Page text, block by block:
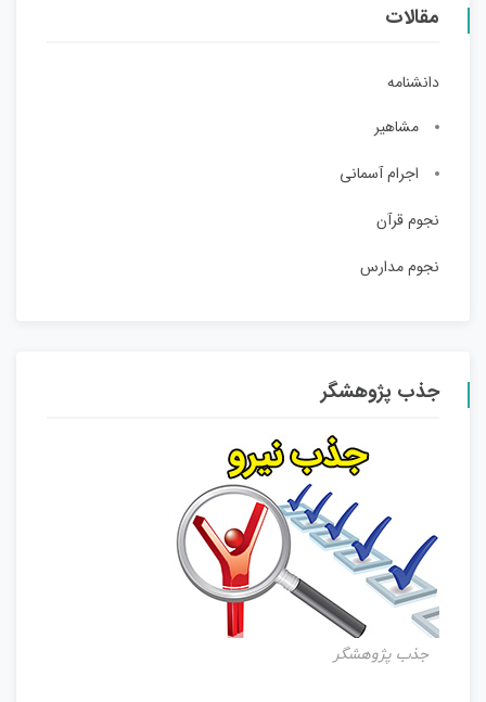
مقالات
دانشنامه
مشاهیر
اجرام آسمانی
نجوم قرآن
نجوم مدارس
جذب پژوهشگر
جذب پژوهشگر